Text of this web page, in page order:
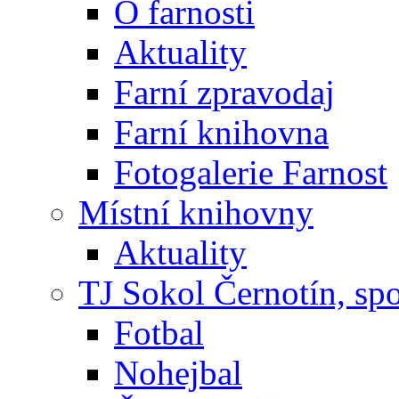
O farnosti
Aktuality
Farní zpravodaj
Farní knihovna
Fotogalerie Farnost
Místní knihovny
Aktuality
TJ Sokol Černotín,
Fotbal
Nohejbal